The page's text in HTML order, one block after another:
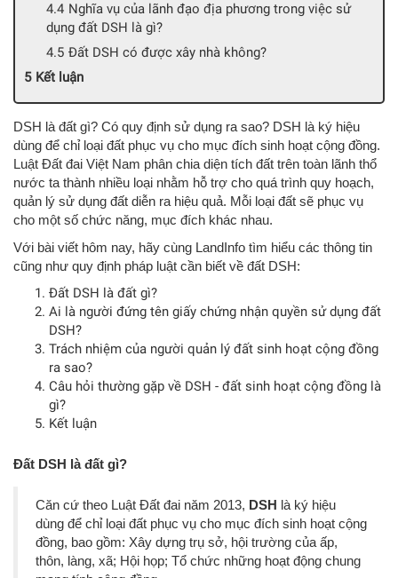
Nghĩa vụ của lãnh đạo địa phương trong việc sử
dụng đất DSH là gì?
Đất DSH có được xây nhà không?
Kết luận
DSH là đất gì? Có quy định sử dụng ra sao? DSH là ký hiệu
dùng để chỉ loại đất phục vụ cho mục đích sinh hoạt cộng đồng.
Luật Đất đai Việt Nam phân chia diện tích đất trên toàn lãnh thổ
nước ta thành nhiều loại nhằm hỗ trợ cho quá trình quy hoạch,
quản lý sử dụng đất diễn ra hiệu quả. Mỗi loại đất sẽ phục vụ
cho một số chức năng, mục đích khác nhau.
Với bài viết hôm nay, hãy cùng LandInfo tìm hiểu các thông tin
cũng như quy định pháp luật cần biết về đất DSH:
Đất DSH là đất gì?
Ai là người đứng tên giấy chứng nhận quyền sử dụng đất
DSH?
Trách nhiệm của người quản lý đất sinh hoạt cộng đồng
ra sao?
Câu hỏi thường gặp về DSH - đất sinh hoạt cộng đồng là
gì?
Kết luận
Đất DSH là đất gì?
Căn cứ theo Luật Đất đai năm 2013, DSH là ký hiệu
dùng để chỉ loại đất phục vụ cho mục đích sinh hoạt cộng
đồng, bao gồm: Xây dựng trụ sở, hội trường của ấp,
thôn, làng, xã; Hội họp; Tổ chức những hoạt động chung